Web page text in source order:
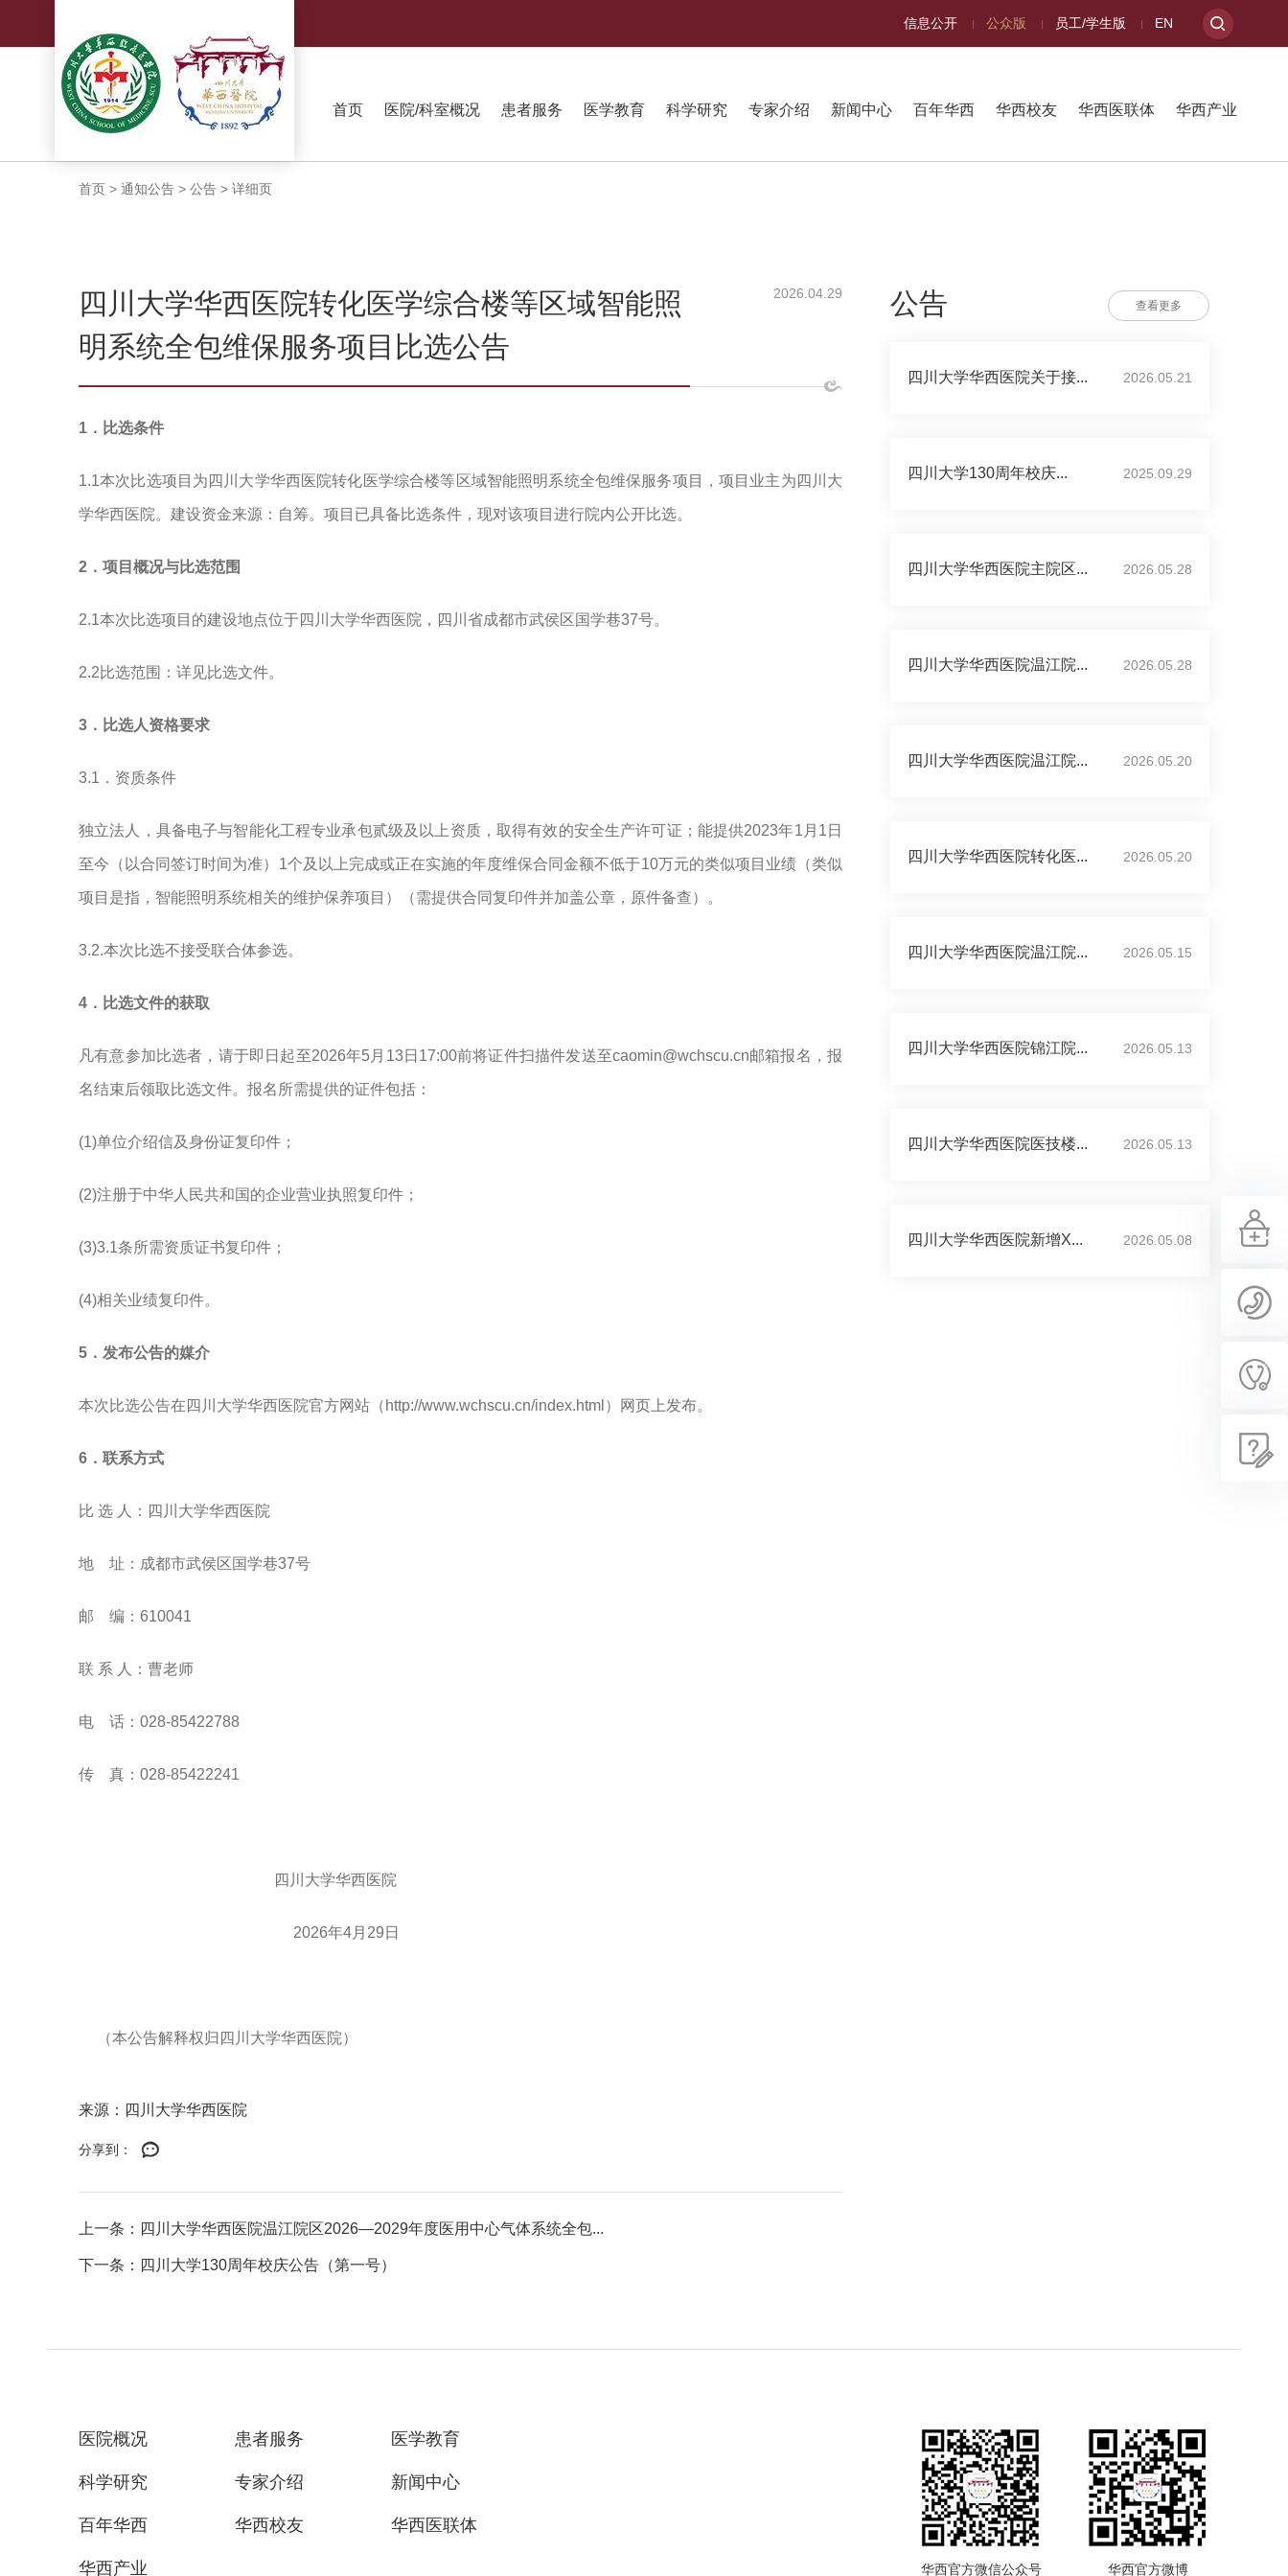
信息公开 公众版 员工/学生版 EN
首页 医院/科室概况 患者服务 医学教育 科学研究 专家介绍 新闻中心 百年华西 华西校友 华西医联体 华西产业
首页 > 通知公告 > 公告 > 详细页
四川大学华西医院转化医学综合楼等区域智能照
明系统全包维保服务项目比选公告
2026.04.29
1．比选条件
1.1本次比选项目为四川大学华西医院转化医学综合楼等区域智能照明系统全包维保服务项目，项目业主为四川大
学华西医院。建设资金来源：自筹。项目已具备比选条件，现对该项目进行院内公开比选。
2．项目概况与比选范围
2.1本次比选项目的建设地点位于四川大学华西医院，四川省成都市武侯区国学巷37号。
2.2比选范围：详见比选文件。
3．比选人资格要求
3.1．资质条件
独立法人，具备电子与智能化工程专业承包贰级及以上资质，取得有效的安全生产许可证；能提供2023年1月1日
至今（以合同签订时间为准）1个及以上完成或正在实施的年度维保合同金额不低于10万元的类似项目业绩（类似
项目是指，智能照明系统相关的维护保养项目）（需提供合同复印件并加盖公章，原件备查）。
3.2.本次比选不接受联合体参选。
4．比选文件的获取
凡有意参加比选者，请于即日起至2026年5月13日17:00前将证件扫描件发送至caomin@wchscu.cn邮箱报名，报
名结束后领取比选文件。报名所需提供的证件包括：
(1)单位介绍信及身份证复印件；
(2)注册于中华人民共和国的企业营业执照复印件；
(3)3.1条所需资质证书复印件；
(4)相关业绩复印件。
5．发布公告的媒介
本次比选公告在四川大学华西医院官方网站（http://www.wchscu.cn/index.html）网页上发布。
6．联系方式
比 选 人：四川大学华西医院
地 址：成都市武侯区国学巷37号
邮 编：610041
联 系 人： 曹老师
电 话： 028-85422788
传 真：028-85422241
四川大学华西医院
2026年4月29日
（本公告解释权归四川大学华西医院）
来源：四川大学华西医院
分享到：
上一条：四川大学华西医院温江院区2026—2029年度医用中心气体系统全包...
下一条：四川大学130周年校庆公告（第一号）
公告 查看更多
四川大学华西医院关于接... 2026.05.21
四川大学130周年校庆... 2025.09.29
四川大学华西医院主院区... 2026.05.28
四川大学华西医院温江院... 2026.05.28
四川大学华西医院温江院... 2026.05.20
四川大学华西医院转化医... 2026.05.20
四川大学华西医院温江院... 2026.05.15
四川大学华西医院锦江院... 2026.05.13
四川大学华西医院医技楼... 2026.05.13
四川大学华西医院新增X... 2026.05.08
医院概况 患者服务 医学教育
科学研究 专家介绍 新闻中心
百年华西 华西校友 华西医联体
华西产业 华西官方微信公众号 华西官方微博